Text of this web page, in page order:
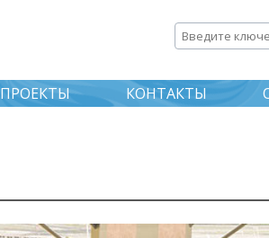
основному
содержанию
Введите
ПРОЕКТЫ КОНТАКТЫ